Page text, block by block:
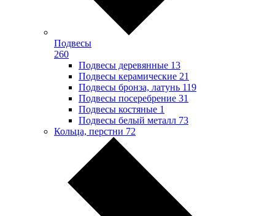
Подвесы
260
Подвесы деревянные 13
Подвесы керамические 21
Подвесы бронза, латунь 119
Подвесы посеребрение 31
Подвесы костяные 1
Подвесы белый металл 73
Кольца, перстни 72